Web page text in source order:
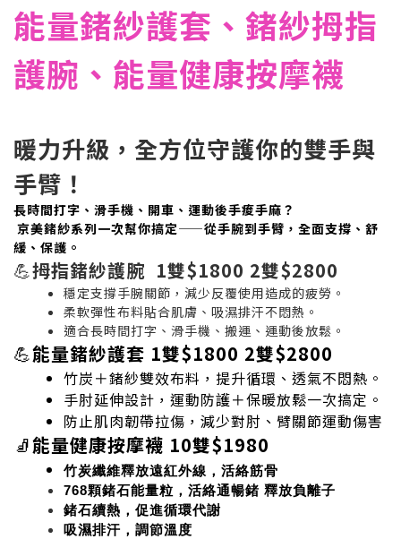
能量鍺紗護套、鍺紗拇指
護腕、能量健康按摩襪
暖力升級，全方位守護你的雙手與
手臂！
長時間打字、滑手機、開車、運動後手痠手麻？
京美鍺紗系列一次幫你搞定——從手腕到手臂，全面支撐、舒
緩、保護。
💪拇指鍺紗護腕 1雙$1800 2雙$2800
穩定支撐手腕關節，減少反覆使用造成的疲勞。
柔軟彈性布料貼合肌膚、吸濕排汗不悶熱。
適合長時間打字、滑手機、搬運、運動後放鬆。
💪能量鍺紗護套 1雙$1800 2雙$2800
竹炭＋鍺紗雙效布料，提升循環、透氣不悶熱。
手肘延伸設計，運動防護＋保暖放鬆一次搞定。
防止肌肉韌帶拉傷，減少對肘、臂關節運動傷害​
🧦能量健康按摩襪 10雙$1980
竹炭纖維釋放遠紅外線，活絡筋骨
768顆鍺石能量粒，活絡通暢鍺 釋放負離子
鍺石續熱，促進循環代謝
吸濕排汗，調節溫度